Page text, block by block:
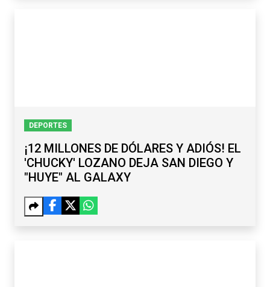
DEPORTES
¡12 MILLONES DE DÓLARES Y ADIÓS! EL
'CHUCKY' LOZANO DEJA SAN DIEGO Y
"HUYE" AL GALAXY